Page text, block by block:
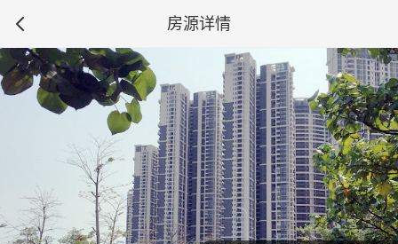
房源详情